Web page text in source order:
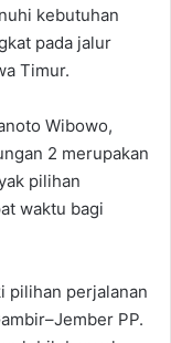
kebutuhan
pada jalur
Timur.
Wibowo,
2 merupakan
pilihan
waktu bagi
pilihan perjalanan
PP.